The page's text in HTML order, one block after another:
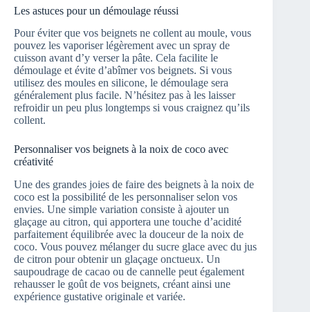
Les astuces pour un démoulage réussi
Pour éviter que vos beignets ne collent au moule, vous
pouvez les vaporiser légèrement avec un spray de
cuisson avant d’y verser la pâte. Cela facilite le
démoulage et évite d’abîmer vos beignets. Si vous
utilisez des moules en silicone, le démoulage sera
généralement plus facile. N’hésitez pas à les laisser
refroidir un peu plus longtemps si vous craignez qu’ils
collent.
Personnaliser vos beignets à la noix de coco avec
créativité
Une des grandes joies de faire des beignets à la noix de
coco est la possibilité de les personnaliser selon vos
envies. Une simple variation consiste à ajouter un
glaçage au citron, qui apportera une touche d’acidité
parfaitement équilibrée avec la douceur de la noix de
coco. Vous pouvez mélanger du sucre glace avec du jus
de citron pour obtenir un glaçage onctueux. Un
saupoudrage de cacao ou de cannelle peut également
rehausser le goût de vos beignets, créant ainsi une
expérience gustative originale et variée.